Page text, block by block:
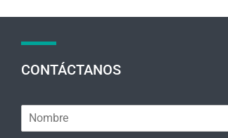
CONTÁCTANOS